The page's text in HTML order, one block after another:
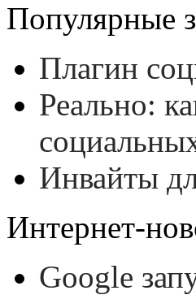
Популярные
Плагин
Реально:
Инвайты
Интернет-
Google